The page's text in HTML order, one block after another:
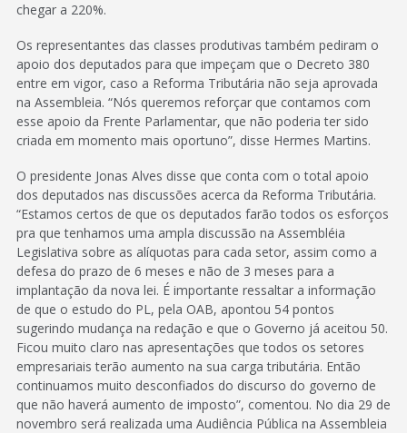
chegar a 220%.
Os representantes das classes produtivas também pediram o
apoio dos deputados para que impeçam que o Decreto 380
entre em vigor, caso a Reforma Tributária não seja aprovada
na Assembleia. “Nós queremos reforçar que contamos com
esse apoio da Frente Parlamentar, que não poderia ter sido
criada em momento mais oportuno”, disse Hermes Martins.
O presidente Jonas Alves disse que conta com o total apoio
dos deputados nas discussões acerca da Reforma Tributária.
“Estamos certos de que os deputados farão todos os esforços
pra que tenhamos uma ampla discussão na Assembléia
Legislativa sobre as alíquotas para cada setor, assim como a
defesa do prazo de 6 meses e não de 3 meses para a
implantação da nova lei. É importante ressaltar a informação
de que o estudo do PL, pela OAB, apontou 54 pontos
sugerindo mudança na redação e que o Governo já aceitou 50.
Ficou muito claro nas apresentações que todos os setores
empresariais terão aumento na sua carga tributária. Então
continuamos muito desconfiados do discurso do governo de
que não haverá aumento de imposto”, comentou. No dia 29 de
novembro será realizada uma Audiência Pública na Assembleia